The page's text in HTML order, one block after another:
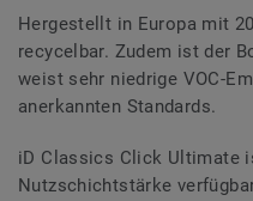
Hergestellt in Europa mit
recycelbar. Zudem ist der
weist sehr niedrige VOC-
anerkannten Standards.
iD Classics Click Ultimate
Nutzschichtstärke